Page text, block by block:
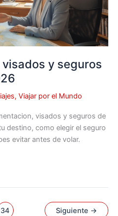
y seguros
, Viajar por el Mundo
visados y seguros de
destino, como elegir el seguro
evitar antes de volar.
34 Siguiente →